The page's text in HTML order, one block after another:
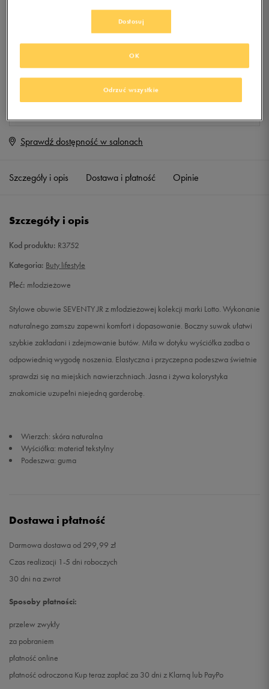
Produkt niedostępny
Jeśli artykuł będzie ponownie dostępny, otrzymasz od nas powiadomienie.
Rozmiary EU
40 25,3 cm
Sprawdź dostępność w salonach
Szczegóły i opis Dostawa i płatność Opinie
Szczegóły i opis
Kod produktu: R3752
Kategoria: Buty lifestyle
Płeć: młodzieżowe
Stylowe obuwie SEVENTY JR z młodzieżowej kolekcji marki Lotto. Wykonanie
naturalnego zamszu zapewni komfort i dopasowanie. Boczny suwak ułatwi
szybkie zakładani i zdejmowanie butów. Miła w dotyku wyściółka zadba o
odpowiednią wygodę noszenia. Elastyczna i przyczepna podeszwa świetnie
sprawdzi się na miejskich nawierzchniach. Jasna i żywa kolorystyka
znakomicie uzupełni niejedną garderobę.
Wierzch: skóra naturalna
Wyściółka: materiał tekstylny
Podeszwa: guma
Dostawa i płatność
Darmowa dostawa od 299,99 zł
Czas realizacji 1-5 dni roboczych
30 dni na zwrot
Sposoby płatności:
przelew zwykły
za pobraniem
płatność online
płatność odroczona Kup teraz zapłać za 30 dni z Klarną lub PayPo
Dostosuj
Odrzuć wszystkie
OK